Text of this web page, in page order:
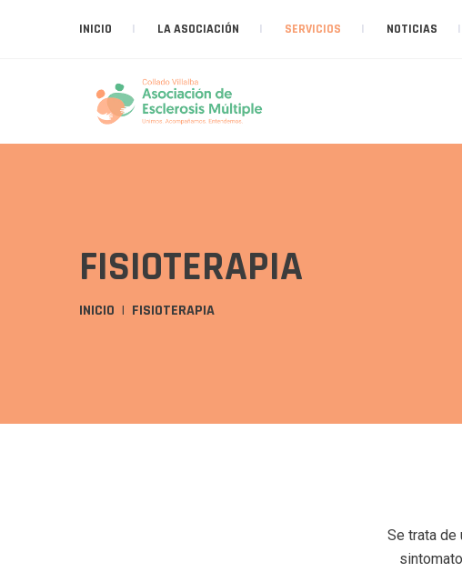
INICIO LA ASOCIACIÓN SERVICIOS NOTICIAS
FISIOTERAPIA
INICIO FISIOTERAPIA
Se trata